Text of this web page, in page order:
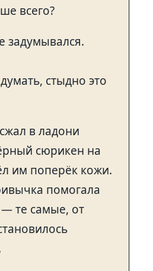
всего?
задумывался.
стыдно это
в ладони
сюрикен на
им поперёк кожи.
помогала
те самые, от